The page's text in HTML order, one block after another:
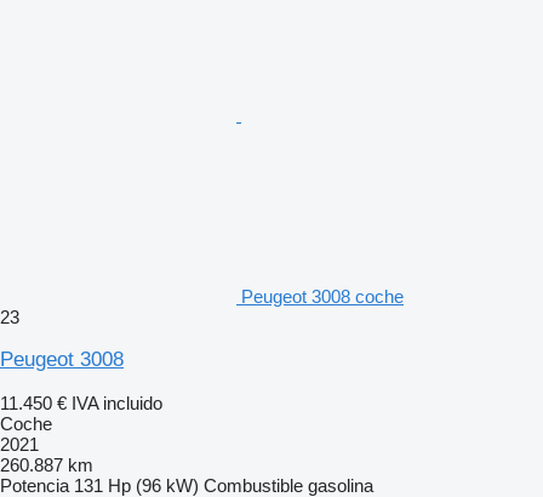
Peugeot 3008 coche
23
Peugeot 3008
11.450 € IVA incluido
Coche
2021
260.887 km
Potencia 131 Hp (96 kW) Combustible gasolina